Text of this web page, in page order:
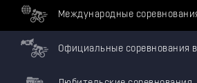
Международные
Официальные соревнования